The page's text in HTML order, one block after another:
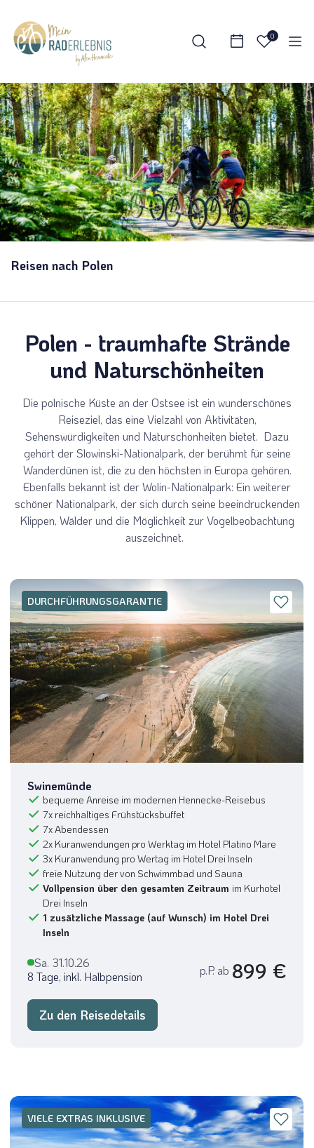
0
Reisen nach Polen
Polen - traumhafte Strände
und Naturschönheiten
Die polnische Küste an der Ostsee ist ein wunderschönes
Reiseziel, das eine Vielzahl von Aktivitäten,
Sehenswürdigkeiten und Naturschönheiten bietet. Dazu
gehört der Slowinski-Nationalpark, der berühmt für seine
Wanderdünen ist, die zu den höchsten in Europa gehören.
Ebenfalls bekannt ist der Wolin-Nationalpark: Ein weiterer
schöner Nationalpark, der sich durch seine beeindruckenden
Klippen, Wälder und die Möglichkeit zur Vogelbeobachtung
auszeichnet.
DURCHFÜHRUNGSGARANTIE
Swinemünde
bequeme Anreise im modernen Hennecke-Reisebus
7x reichhaltiges Frühstücksbuffet
7x Abendessen
2x Kuranwendungen pro Werktag im Hotel Platino Mare
3x Kuranwendung pro Wertag im Hotel Drei Inseln
freie Nutzung der von Schwimmbad und Sauna
Vollpension über den gesamten Zeitraum im Kurhotel
Drei Inseln
1 zusätzliche Massage (auf Wunsch) im Hotel Drei
Inseln
Sa. 31.10.26
8 Tage, inkl. Halbpension
p.P. ab 899 €
Zu den Reisedetails
VIELE EXTRAS INKLUSIVE